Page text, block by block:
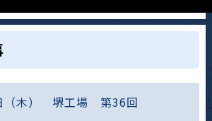
（木） 堺工場 第36回